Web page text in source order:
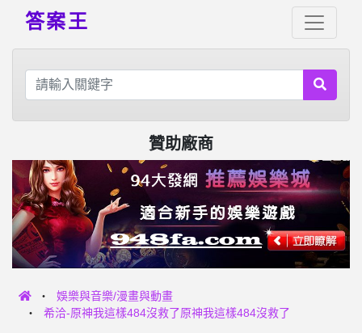
答案王
贊助廠商
娛樂與音樂/漫畫與動畫
希洽-原神我這樣484沒救了原神我這樣484沒救了